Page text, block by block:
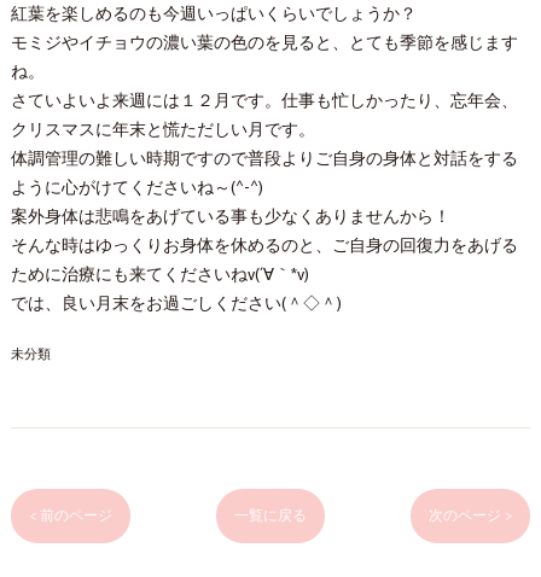
紅葉を楽しめるのも今週いっぱいくらいでしょうか？
モミジやイチョウの濃い葉の色のを見ると、とても季節を感じます
ね。
さていよいよ来週には１２月です。仕事も忙しかったり、忘年会、
クリスマスに年末と慌ただしい月です。
体調管理の難しい時期ですので普段よりご自身の身体と対話をする
ように心がけてくださいね～(^-^)
案外身体は悲鳴をあげている事も少なくありませんから！
そんな時はゆっくりお身体を休めるのと、ご自身の回復力をあげる
ために治療にも来てくださいねv(´∀｀*v)
では、良い月末をお過ごしください(＾◇＾)
未分類
< 前のページ 一覧に戻る 次のページ >